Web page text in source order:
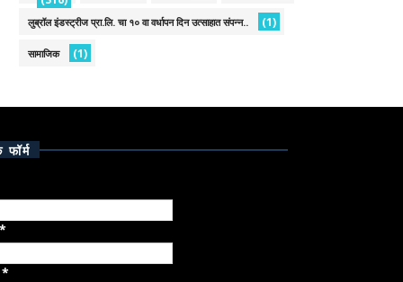
लुब्रॉल इंडस्ट्रीज प्रा.लि. चा १० वा वर्धापन दिन उत्साहात संपन्न.. (1)
सामाजिक (1)
फॉर्म
*
*